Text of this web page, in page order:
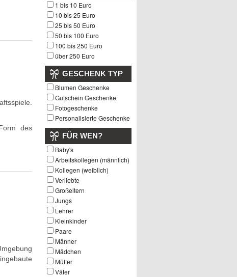
des
1 bis 10 Euro
10 bis 25 Euro
25 bis 50 Euro
50 bis 100 Euro
100 bis 250 Euro
über 250 Euro
GESCHENK TYP
Blumen Geschenke
Gutschein Geschenke
Fotogeschenke
Personalisierte Geschenke
FÜR WEN?
Baby's
Arbeitskollegen (männlich)
Kollegen (weiblich)
Verliebte
Großeltern
Jungs
Lehrer
Kleinkinder
Paare
Männer
Mädchen
Mütter
Väter